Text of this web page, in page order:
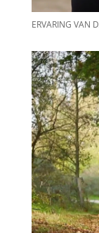
ERVARING VAN